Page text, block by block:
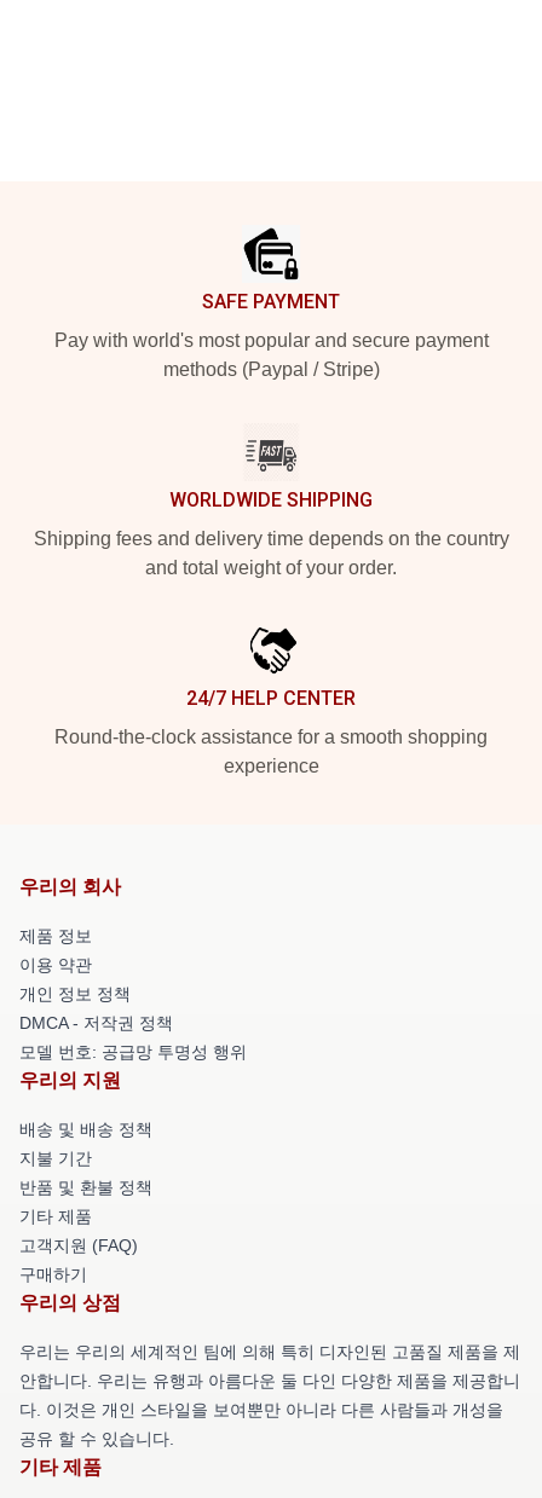
SAFE PAYMENT
Pay with world's most popular and secure payment
methods (Paypal / Stripe)
WORLDWIDE SHIPPING
Shipping fees and delivery time depends on the country
and total weight of your order.
24/7 HELP CENTER
Round-the-clock assistance for a smooth shopping
experience
우리의 회사
제품 정보
이용 약관
개인 정보 정책
DMCA - 저작권 정책
모델 번호: 공급망 투명성 행위
우리의 지원
배송 및 배송 정책
지불 기간
반품 및 환불 정책
기타 제품
고객지원 (FAQ)
구매하기
우리의 상점
우리는 우리의 세계적인 팀에 의해 특히 디자인된 고품질 제품을 제
안합니다. 우리는 유행과 아름다운 둘 다인 다양한 제품을 제공합니
다. 이것은 개인 스타일을 보여뿐만 아니라 다른 사람들과 개성을
공유 할 수 있습니다.
기타 제품